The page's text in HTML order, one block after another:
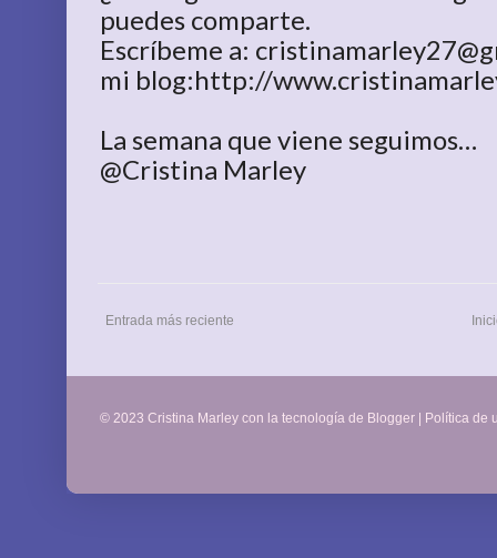
puedes comparte.
Escríbeme a:
mi blog:http://
La semana que viene seguimos…
@Cristina Marley
Entrada más reciente
© 2023 Cristina Marley con la tecnología de Blogger | Política de